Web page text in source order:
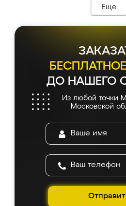
мебель сразу встала на
каких-либо доработок.
довольна, все выглядит
Еще
ДО НАШЕГО
Из любой точки
Московской